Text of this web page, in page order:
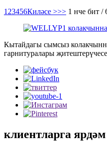
1 23456Киләсе >>> 1 нче бит /
Кытайдагы сымсыз
гарнитуралары
клиентларга ярдәм